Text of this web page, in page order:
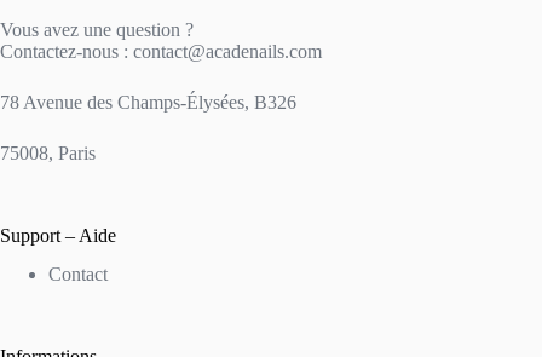
Vous avez une question ?
Contactez-nous : contact@acadenails.com
78 Avenue des Champs-Élysées, B326
75008, Paris
Support – Aide
Contact